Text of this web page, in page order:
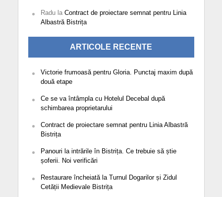
Radula Contract de proiectare semnat pentru Linia
Albastră Bistrița
ARTICOLE RECENTE
Victorie frumoasă pentru Gloria. Punctaj maxim după
două etape
Ce se va întâmpla cu Hotelul Decebal după
schimbarea proprietarului
Contract de proiectare semnat pentru Linia Albastră
Bistrița
Panouri la intrările în Bistrița. Ce trebuie să știe
șoferii. Noi verificări
Restaurare încheiată la Turnul Dogarilor și Zidul
Cetății Medievale Bistrița